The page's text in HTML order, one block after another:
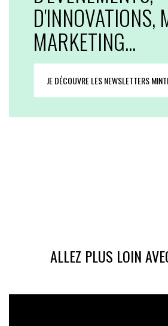
D'INNOVATIONS,
MARKETING...
JE DÉCOUVRE LES NEWSLETTERS
ALLEZ PLUS LOIN